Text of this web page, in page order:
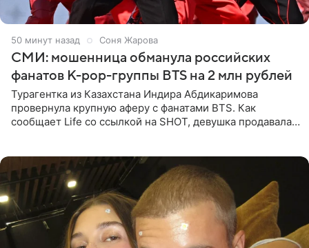
50 минут назад Соня Жарова
СМИ: мошенница обманула российских
фанатов K-pop-группы BTS на 2 млн рублей
Турагентка из Казахстана Индира Абдикаримова
провернула крупную аферу с фанатами BTS. Как
сообщает Life со ссылкой на SHOT, девушка продавала